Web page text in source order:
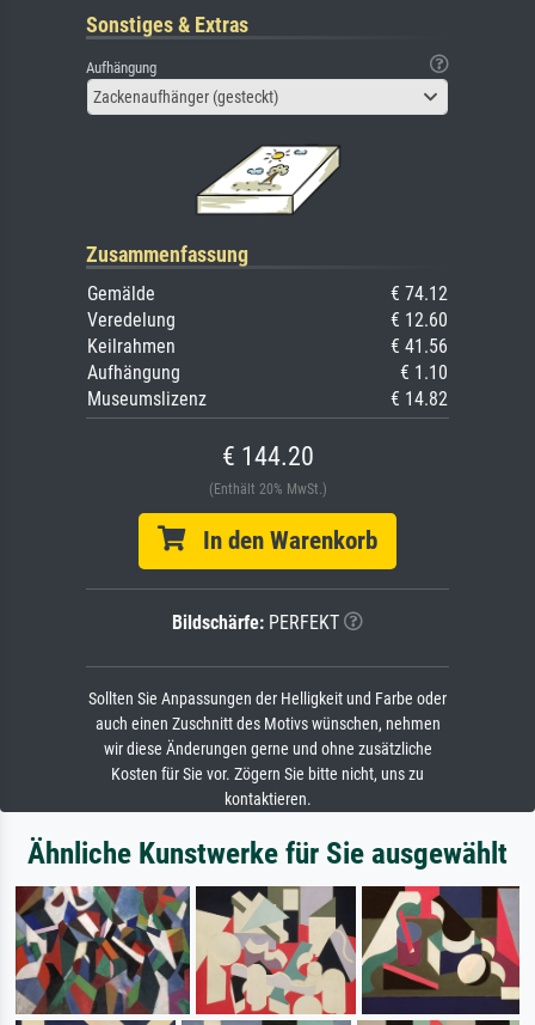
Sonstiges & Extras
Aufhängung
Zackenaufhänger (gesteckt)
Zusammenfassung
Gemälde
€ 74.12
Veredelung
€ 12.60
Keilrahmen
€ 41.56
Aufhängung
€ 1.10
Museumslizenz
€ 14.82
€ 144.20
(Enthält 20% MwSt.)
In den Warenkorb
Bildschärfe: PERFEKT
Sollten Sie Anpassungen der Helligkeit und Farbe oder
auch einen Zuschnitt des Motivs wünschen, nehmen
wir diese Änderungen gerne und ohne zusätzliche
Kosten für Sie vor. Zögern Sie bitte nicht, uns zu
kontaktieren.
Ähnliche Kunstwerke für Sie ausgewählt